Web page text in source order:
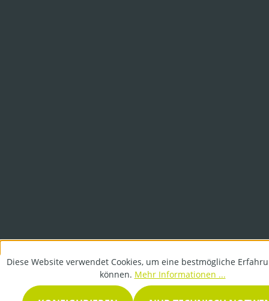
Diese Website verwendet Cookies, um eine bestmögliche
können. Mehr Informationen ...